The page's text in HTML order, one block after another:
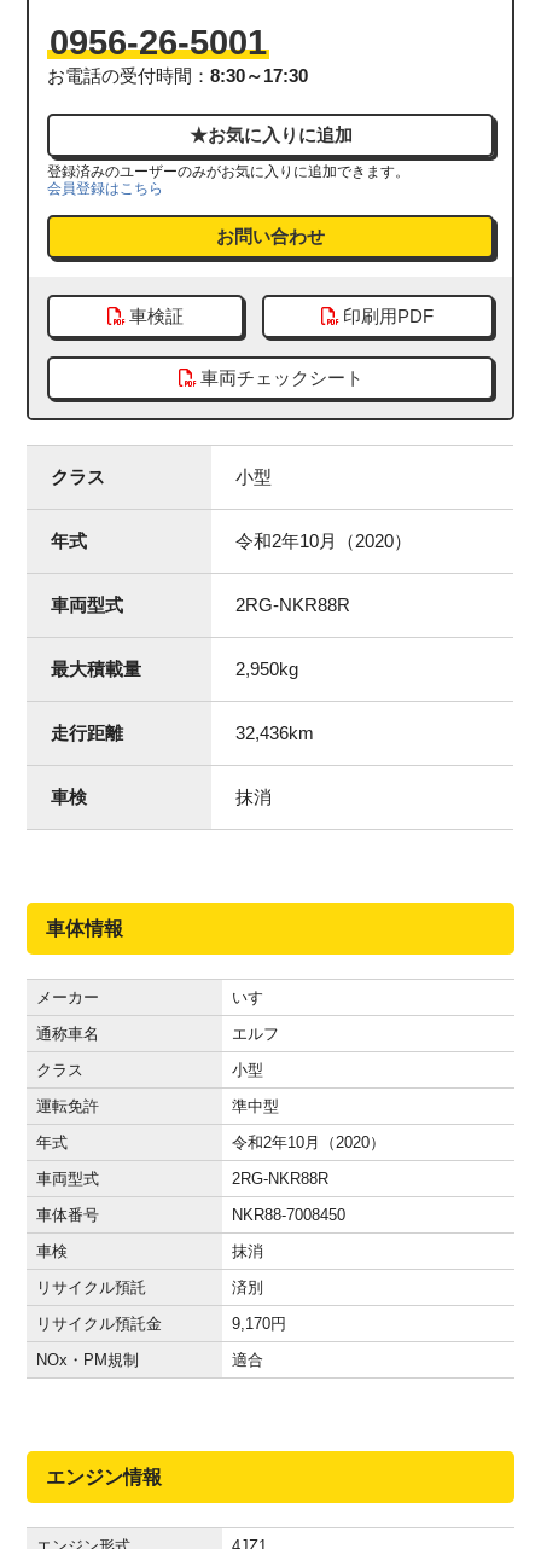
0956-26-5001
お電話の受付時間：8:30～17:30
登録済みのユーザーのみがお気に入りに追加できます。
会員登録はこちら
お問い合わせ
車検証 印刷用PDF
車両チェックシート
クラス 小型
年式 令和2年10月（2020）
車両型式 2RG-NKR88R
最大積載量 2,950kg
走行距離 32,436km
車検 抹消
車体情報
メーカー
いすゞ
通称車名
エルフ
クラス
小型
運転免許
準中型
年式
令和2年10月（2020）
車両型式
2RG-NKR88R
車体番号
NKR88-7008450
車検
抹消
リサイクル預託
済別
リサイクル預託金
9,170円
NOx・PM規制
適合
エンジン情報